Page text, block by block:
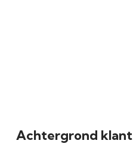
Achtergrond klant